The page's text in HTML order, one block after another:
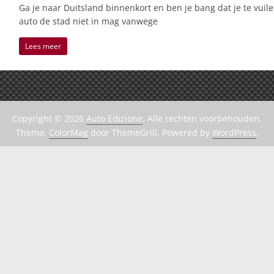
Ga je naar Duitsland binnenkort en ben je bang dat je te vuile
auto de stad niet in mag vanwege
Lees meer
Copyright © 2026 Auto Edizione. Alle rechten voorbehouden.
Thema: ColorMag door ThemeGrill. Powered by WordPress.